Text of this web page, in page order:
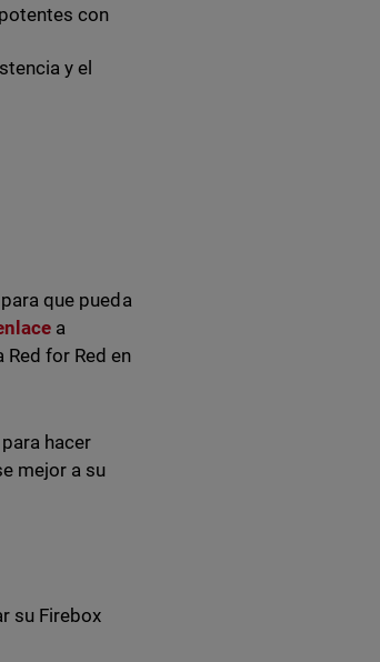
con
y el
que pueda
a
for Red en
hacer
mejor a su
su Firebox